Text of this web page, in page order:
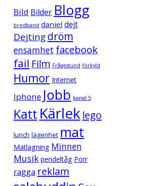
Bild Bilder Blogg
bredband daniel dejt
Dejtingdröm
ensamhet facebook
fail Film Frågestund förkyld
Humor Internet
Iphone Jobb kanal 5
Katt Kärlek lego
lunch lägenhet mat
Matlagning Minnen
Musik pendeltåg Porr
ragga reklam